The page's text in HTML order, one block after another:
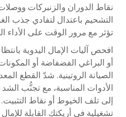
نقاط الدوران والزنبركات
التشحيم باعتدال لتفادي جذب
تؤثر مع مرور الوقت على الأداء
افحص آليات الإمال اليدوية
أو البراغي الفضفاضة أو
الصيانة الروتينية. شدّ القطع
الأدوات المناسبة، مع تجنُّب
إلى تلف الخيوط أو نقاط
تشغيلية في أريكتك القابلة